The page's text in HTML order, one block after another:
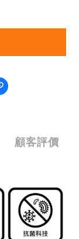
顧客評價